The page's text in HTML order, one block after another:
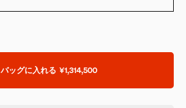
バッグに入れる ¥1,314,500